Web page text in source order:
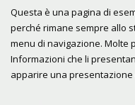
Questa è una pagina di
perché rimane sempre allo
menu di navigazione. Molte
Informazioni che li
apparire una presentazione